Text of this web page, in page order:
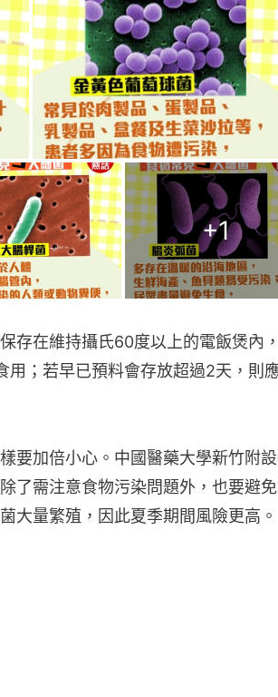
+1
存在維持攝氏60度以上的電飯煲內
用；若早已預料會存放超過2天，則
要加倍小心。中國醫藥大學新竹附
了需注意食物污染問題外，也要避
大量繁殖，因此夏季期間風險更高。